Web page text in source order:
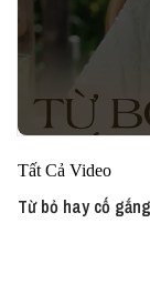
Tất Cả Video
Từ bỏ hay cố